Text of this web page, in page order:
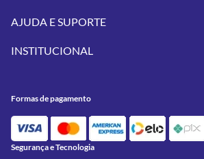
Vestuários
Pneus
Utilidades
Feminino
Lançamentos
AJUDA E SUPORTE
Meus Pedidos
Política de Privacidade
Política de Campanhas e promoções
INSTITUCIONAL
Contato
Oficina/Serviços
Formas de pagamento
Segurança e Tecnologia